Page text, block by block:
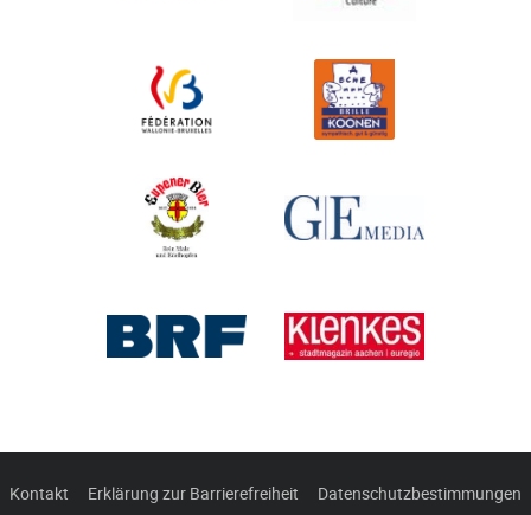
Kontakt Erklärung zur Barrierefreiheit Datenschutzbestimmungen